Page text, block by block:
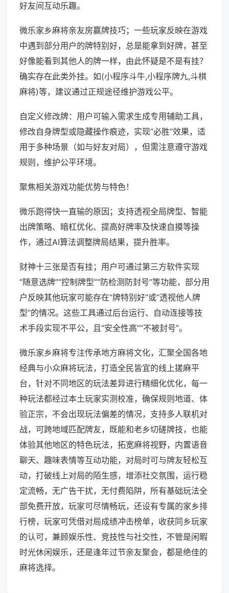
好友间互动乐趣。
微乐家乡麻将亲友房赢牌技巧；一些玩家反映在游戏
中遇到部分用户的牌特别好，总是能拿到好牌，甚至
好像能看到其他人的牌一样，由此怀疑是不是有挂？
确实存在此类外挂。如(小程序斗牛,小程序牌九,斗棋
麻将)等，建议通过正规途径维护游戏公平。
自定义修改牌：用户可输入需求生成专用辅助工具，
修改自身牌型或隐藏操作痕迹，实现“必胜”效果，适
用于多种场景（如与好友对局），但需注意遵守游戏
规则，维护公平环境。
聚焦相关游戏功能优势与特色！
微乐跑得快一直输的原因；支持透视全局牌型、智能
出牌策略、暗杠优化、提高好牌率及快速自摸等操
作，通过AI算法调整牌局结果，提升胜率。
财神十三张是否有挂；用户可通过第三方软件实现
“随意选牌”“控制牌型”“防检测防封号”等功能，部分用
户反映其他玩家可能存在“牌特别好”或“透视他人牌
型”的情况。这些工具通过后台运行、自动连接等技
术手段实现不平公，且“安全性高”“不被封号”。
微乐家乡麻将专注传承地方麻将文化，汇聚全国各地
经典与小众麻将玩法，打造全民皆宜的线上搓麻平
台，针对不同地区的玩法差异进行精细化优化，每一
种玩法都经过本土玩家实测校准，确保规则地道、体
验正宗，不会出现玩法偏差的情况，支持多人联机对
战，可跨地域匹配牌友，既能和老乡切磋牌技，也能
体验其他地区的特色玩法，拓宽麻将视野，内置语音
聊天、趣味表情等互动功能，对局时可与牌友轻松互
动，打破线上对局的陌生感，增添社交氛围，运行稳
定流畅，无广告干扰，无付费陷阱，所有基础玩法全
部免费开放，玩家可尽情畅玩，还设有专属的家乡排
行榜，玩家可凭借对局成绩冲击榜单，收获同乡玩家
的认可，兼顾娱乐性、竞技性与社交性，不管是闲暇
时光休闲娱乐，还是逢年过节亲友聚会，都是绝佳的
麻将选择。